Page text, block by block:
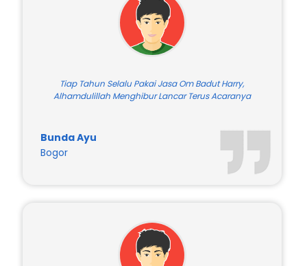
Tiap Tahun Selalu Pakai Jasa Om Badut Harry,
Alhamdulillah Menghibur Lancar Terus Acaranya
Bunda Ayu
Bogor